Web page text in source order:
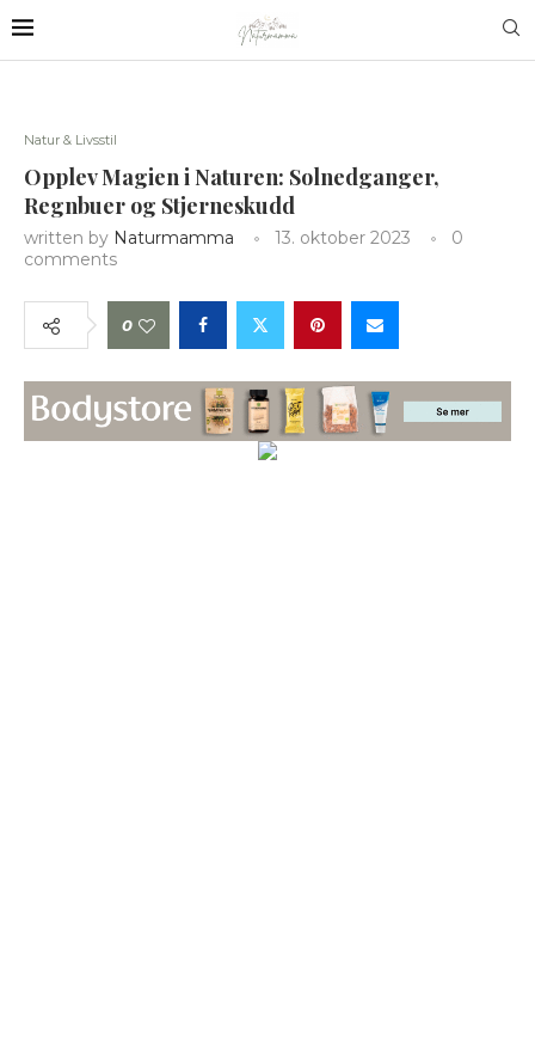
Natur & Livsstil
Opplev Magien i Naturen: Solnedganger,
Regnbuer og Stjerneskudd
written by Naturmamma 13. oktober 2023
0
comments
0